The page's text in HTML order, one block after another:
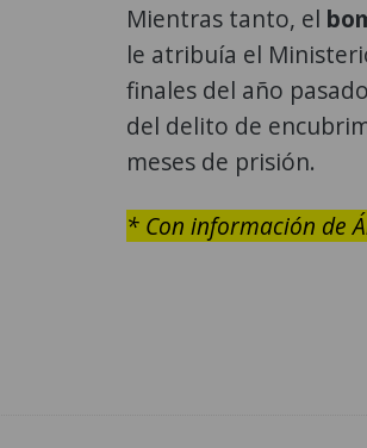
Mientras tanto, el
le atribuía el
finales del año
del delito de
meses de prisión.
* Con información de